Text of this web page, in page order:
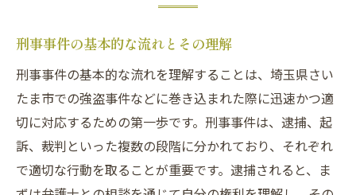
刑事事件の基本的な流れとその理解
刑事事件の基本的な流れを理解することは、埼玉県さい
たま市での強盗事件などに巻き込まれた際に迅速かつ適
切に対応するための第一歩です。刑事事件は、逮捕、起
訴、裁判といった複数の段階に分かれており、それぞれ
で適切な行動を取ることが重要です。逮捕されると、ま